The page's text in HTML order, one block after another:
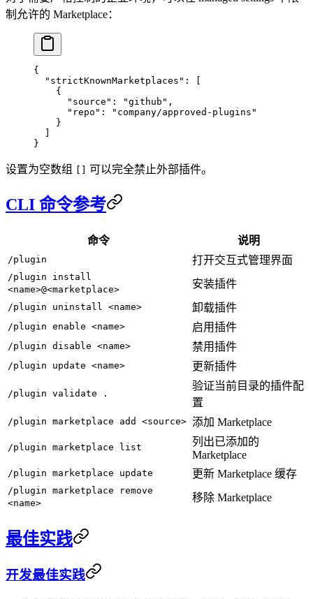
制允许的 Marketplace：
{
  "strictKnownMarketplaces"
: [
    {
      "source"
: "github" ,
      "repo"
:
"company/approved-plugins"
    }
}
设置为空数组 可以完全禁止外部插件。
CLI 命令参考
命令 说明
/plugin 打开交互式管理界面
/plugin install
<name>@<marketplace>
安装插件
/plugin uninstall <name> 卸载插件
/plugin enable <name> 启用插件
/plugin disable <name> 禁用插件
/plugin update <name> 更新插件
/plugin validate .
验证当前目录的插件配
置
/plugin marketplace add <source> 添加 Marketplace
/plugin marketplace list
列出已添加的
Marketplace
/plugin marketplace update 更新 Marketplace 缓存
/plugin marketplace remove
<name>
移除 Marketplace
最佳实践
开发最佳实践